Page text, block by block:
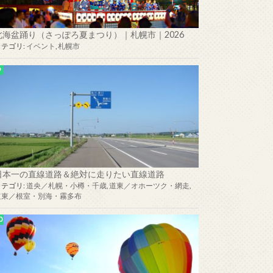
海盆踊り（さっぽろ夏まつり）｜札幌市｜2026
ゴリ: イベント 札幌市
本一の直線道路＆絶対に走りたい直線道路
ゴリ: 道央／札幌・小樽・千歳 道東／オホーツク・網走
東／根室・別海・霧多布